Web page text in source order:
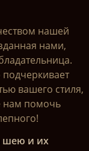
нашей
нами,
вашего стиля,
нам помочь
шею и их